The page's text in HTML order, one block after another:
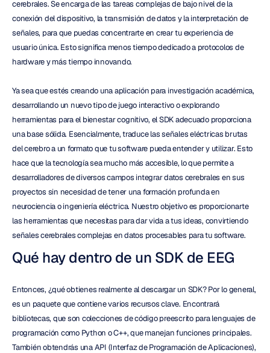
cerebrales. Se encarga de las tareas complejas de bajo nivel de la
conexión del dispositivo, la transmisión de datos y la interpretación de
señales, para que puedas concentrarte en crear tu experiencia de
usuario única. Esto significa menos tiempo dedicado a protocolos de
hardware y más tiempo innovando.
Ya sea que estés creando una aplicación para investigación académica,
desarrollando un nuevo tipo de juego interactivo o explorando
herramientas para el bienestar cognitivo, el SDK adecuado proporciona
una base sólida. Esencialmente, traduce las señales eléctricas brutas
del cerebro a un formato que tu software pueda entender y utilizar. Esto
hace que la tecnología sea mucho más accesible, lo que permite a
desarrolladores de diversos campos integrar datos cerebrales en sus
proyectos sin necesidad de tener una formación profunda en
neurociencia o ingeniería eléctrica. Nuestro objetivo es proporcionarte
las herramientas que necesitas para dar vida a tus ideas, convirtiendo
señales cerebrales complejas en datos procesables para tu software.
Qué hay dentro de un SDK de EEG
Entonces, ¿qué obtienes realmente al descargar un SDK? Por lo general,
es un paquete que contiene varios recursos clave. Encontrará
bibliotecas, que son colecciones de código preescrito para lenguajes de
programación como Python o C++, que manejan funciones principales.
También obtendrás una API (Interfaz de Programación de Aplicaciones),